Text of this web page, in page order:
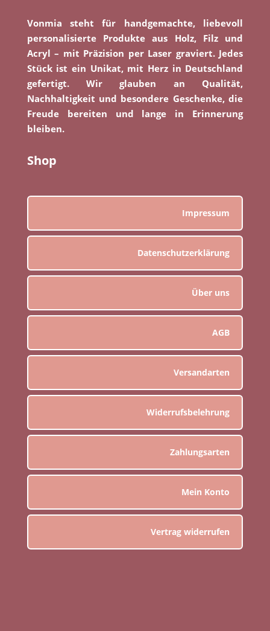
Vonmia steht für handgemachte, liebevoll
personalisierte Produkte aus Holz, Filz und
Acryl – mit Präzision per Laser graviert. Jedes
Stück ist ein Unikat, mit Herz in Deutschland
gefertigt. Wir glauben an Qualität,
Nachhaltigkeit und besondere Geschenke, die
Freude bereiten und lange in Erinnerung
bleiben.
Shop
Impressum
Datenschutzerklärung
Über uns
AGB
Versandarten
Widerrufsbelehrung
Zahlungsarten
Mein Konto
Vertrag widerrufen